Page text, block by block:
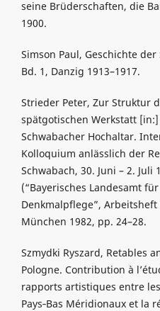
seine Brüderschaften, die
1900.
Simson Paul, Geschichte
Bd. 1, Danzig 1913–1917.
Strieder Peter, Zur Struktur
spätgotischen Werkstatt
Schwabacher Hochaltar.
Kolloquium anlässlich der
Schwabach, 30. Juni – 2. Juli
(“Bayerisches Landesamt für
Denkmalpflege”, Arbeitsheft
München 1982, pp. 24–28.
Szmydki Ryszard, Retables
Pologne. Contribution à
rapports artistiques entre
Pays‑Bas Méridionaux et la